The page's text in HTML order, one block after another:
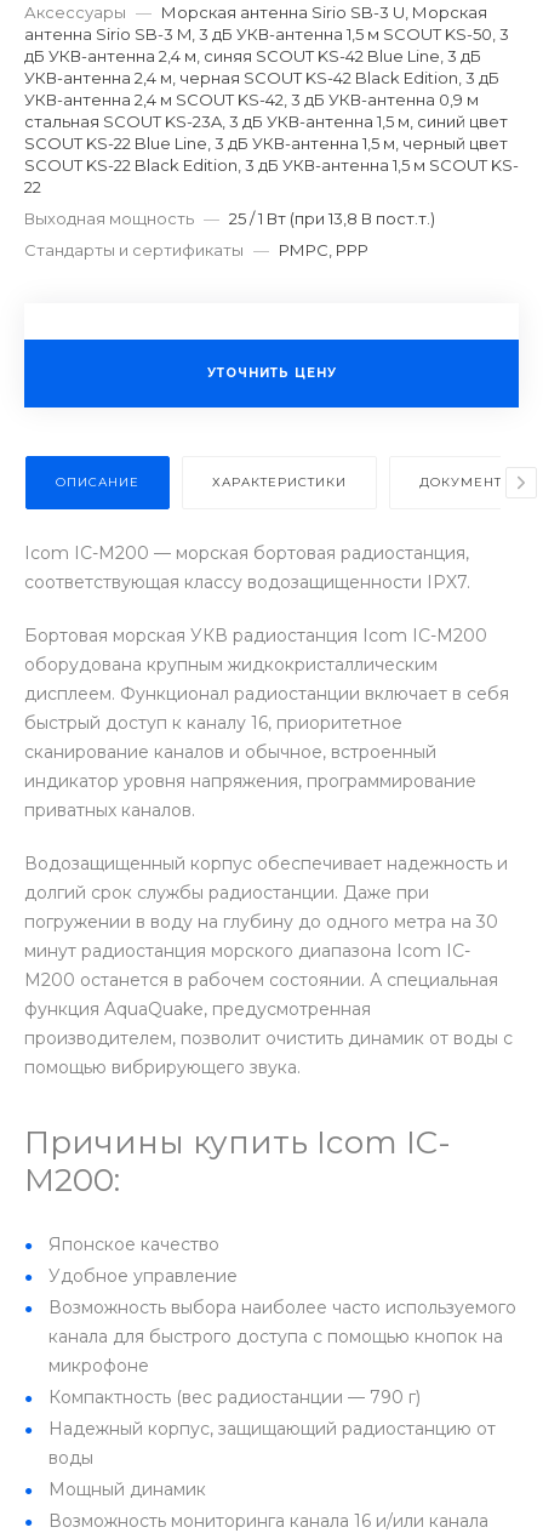
Аксессуары — Морская антенна Sirio SB-3 U, Морская
антенна Sirio SB-3 M, 3 дБ УКВ-антенна 1,5 м SCOUT KS-50, 3
дБ УКВ-антенна 2,4 м, синяя SCOUT KS-42 Blue Line, 3 дБ
УКВ-антенна 2,4 м, черная SCOUT KS-42 Black Edition, 3 дБ
УКВ-антенна 2,4 м SCOUT KS-42, 3 дБ УКВ-антенна 0,9 м
стальная SCOUT KS-23A, 3 дБ УКВ-антенна 1,5 м, синий цвет
SCOUT KS-22 Blue Line, 3 дБ УКВ-антенна 1,5 м, черный цвет
SCOUT KS-22 Black Edition, 3 дБ УКВ-антенна 1,5 м SCOUT KS-
22
Выходная мощность — 25 / 1 Вт (при 13,8 В пост.т.)
Стандарты и сертификаты — РМРС, РРР
УТОЧНИТЬ ЦЕНУ
ОПИСАНИЕ ХАРАКТЕРИСТИКИ ДОКУМЕНТЫ
Icom IC-M200 — морская бортовая радиостанция,
соответствующая классу водозащищенности IPX7.
Бортовая морская УКВ радиостанция Icom IC-M200
оборудована крупным жидкокристаллическим
дисплеем. Функционал радиостанции включает в себя
быстрый доступ к каналу 16, приоритетное
сканирование каналов и обычное, встроенный
индикатор уровня напряжения, программирование
приватных каналов.
Водозащищенный корпус обеспечивает надежность и
долгий срок службы радиостанции. Даже при
погружении в воду на глубину до одного метра на 30
минут радиостанция морского диапазона Icom IC-
M200 останется в рабочем состоянии. А специальная
функция AquaQuake, предусмотренная
производителем, позволит очистить динамик от воды с
помощью вибрирующего звука.
Причины купить Icom IC-
M200:
Японское качество
Удобное управление
Возможность выбора наиболее часто используемого
канала для быстрого доступа с помощью кнопок на
микрофоне
Компактность (вес радиостанции — 790 г)
Надежный корпус, защищающий радиостанцию от
воды
Мощный динамик
Возможность мониторинга канала 16 и/или канала